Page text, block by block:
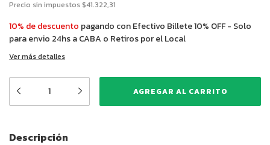
Precio sin impuestos$41.322,31
10% de descuento pagando con Efectivo Billete 10% OFF - Solo
para envio 24hs a CABA o Retiros por el Local
Ver más detalles
Descripción